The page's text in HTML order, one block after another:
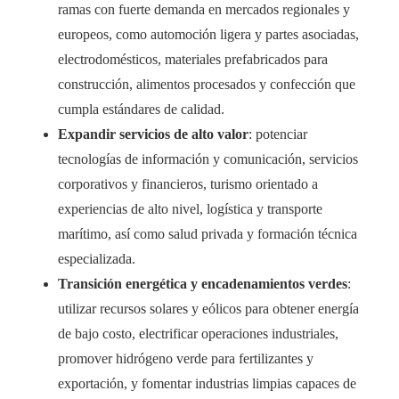
ramas con fuerte demanda en mercados regionales y
europeos, como automoción ligera y partes asociadas,
electrodomésticos, materiales prefabricados para
construcción, alimentos procesados y confección que
cumpla estándares de calidad.
Expandir servicios de alto valor: potenciar
tecnologías de información y comunicación, servicios
corporativos y financieros, turismo orientado a
experiencias de alto nivel, logística y transporte
marítimo, así como salud privada y formación técnica
especializada.
Transición energética y encadenamientos verdes:
utilizar recursos solares y eólicos para obtener energía
de bajo costo, electrificar operaciones industriales,
promover hidrógeno verde para fertilizantes y
exportación, y fomentar industrias limpias capaces de